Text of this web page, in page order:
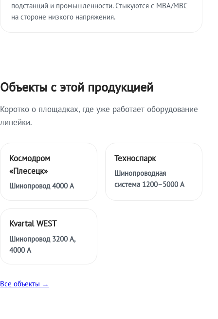
подстанций и промышленности. Стыкуются с МВА/МВС
на стороне низкого напряжения.
Объекты с этой продукцией
Коротко о площадках, где уже работает оборудование
линейки.
Космодром
«Плесецк»
Шинопровод 4000 А
Техноспарк
Шинопроводная
система 1200–5000 А
Kvartal WEST
Шинопровод 3200 А,
4000 А
Все объекты →